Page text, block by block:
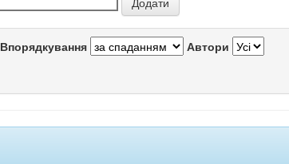
Впорядкування Автори